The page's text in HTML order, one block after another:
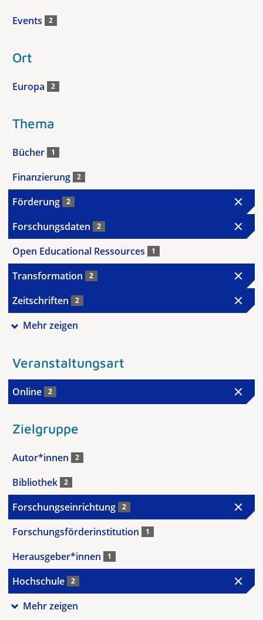
Events 2
Ort
Europa 2
Thema
Bücher 1
Finanzierung 2
Förderung 2
Forschungsdaten 2
Open Educational Ressources 1
Transformation 2
Zeitschriften 2
Mehr zeigen
Veranstaltungsart
Online 2
Zielgruppe
Autor*innen 2
Bibliothek 2
Forschungseinrichtung 2
Forschungsförderinstitution 1
Herausgeber*innen 1
Hochschule 2
Mehr zeigen